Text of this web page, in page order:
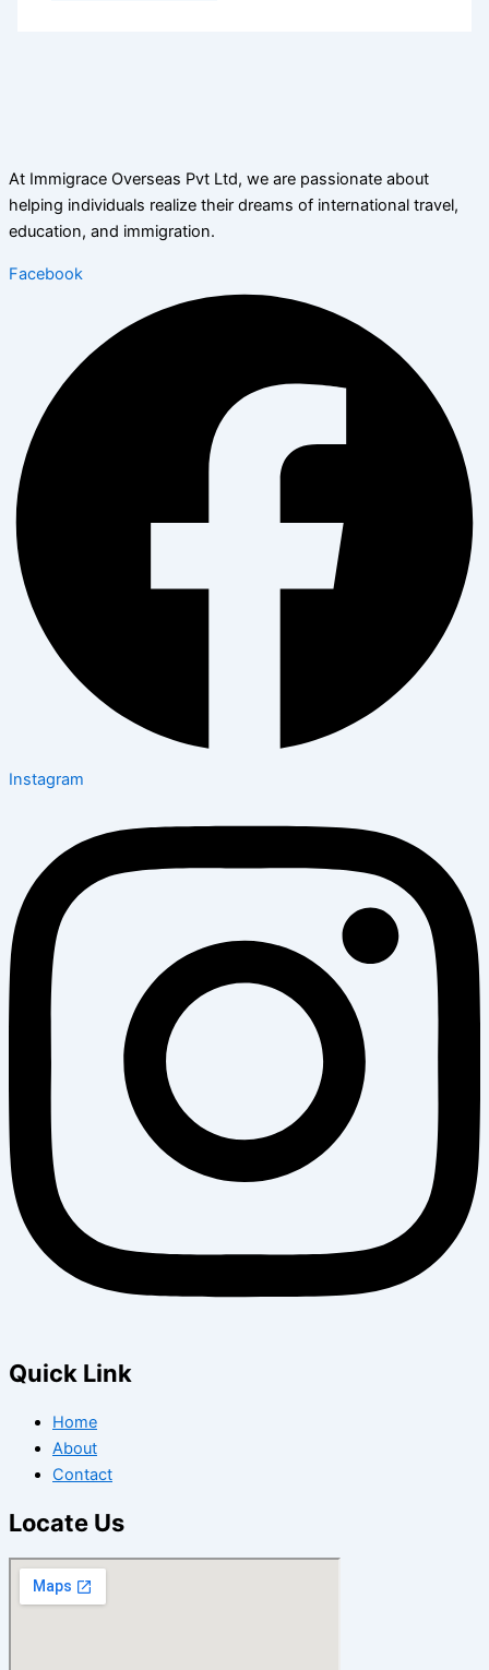
At Immigrace Overseas Pvt Ltd, we are passionate about
helping individuals realize their dreams of international travel,
education, and immigration.
Facebook
Instagram
Quick Link
Home
About
Contact
Locate Us